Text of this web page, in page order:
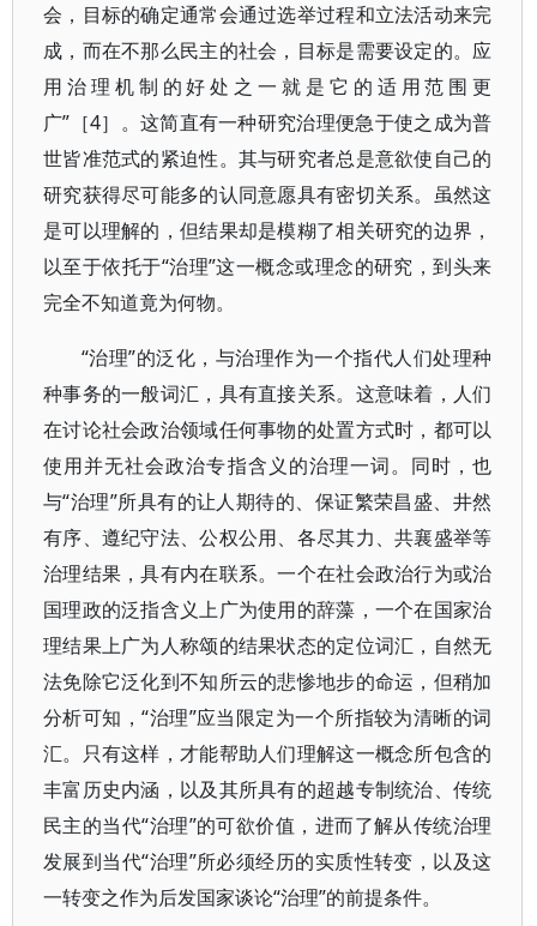
会，目标的确定通常会通过选举过程和立法活动来完
成，而在不那么民主的社会，目标是需要设定的。应
用治理机制的好处之一就是它的适用范围更
广”［4］。这简直有一种研究治理便急于使之成为普
世皆准范式的紧迫性。其与研究者总是意欲使自己的
研究获得尽可能多的认同意愿具有密切关系。虽然这
是可以理解的，但结果却是模糊了相关研究的边界，
以至于依托于“治理”这一概念或理念的研究，到头来
完全不知道竟为何物。
“治理”的泛化，与治理作为一个指代人们处理种
种事务的一般词汇，具有直接关系。这意味着，人们
在讨论社会政治领域任何事物的处置方式时，都可以
使用并无社会政治专指含义的治理一词。同时，也
与“治理”所具有的让人期待的、保证繁荣昌盛、井然
有序、遵纪守法、公权公用、各尽其力、共襄盛举等
治理结果，具有内在联系。一个在社会政治行为或治
国理政的泛指含义上广为使用的辞藻，一个在国家治
理结果上广为人称颂的结果状态的定位词汇，自然无
法免除它泛化到不知所云的悲惨地步的命运，但稍加
分析可知，“治理”应当限定为一个所指较为清晰的词
汇。只有这样，才能帮助人们理解这一概念所包含的
丰富历史内涵，以及其所具有的超越专制统治、传统
民主的当代“治理”的可欲价值，进而了解从传统治理
发展到当代“治理”所必须经历的实质性转变，以及这
一转变之作为后发国家谈论“治理”的前提条件。